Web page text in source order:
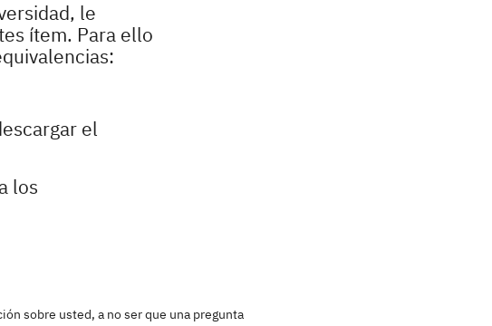
le
ítem. Para ello
el
los
sobre usted, a no ser que una pregunta